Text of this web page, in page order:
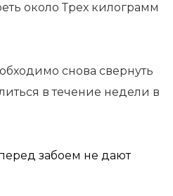
около Трех килограмм
снова свернуть
в течение недели в
забоем не дают